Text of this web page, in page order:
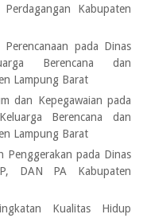
Kabupaten
Perencanaan pada Dinas
Berencana dan
Lampung Barat
dan Kepegawaian pada
Berencana dan
Lampung Barat
Penggerakan pada Dinas
DAN PA Kabupaten
Kualitas Hidup